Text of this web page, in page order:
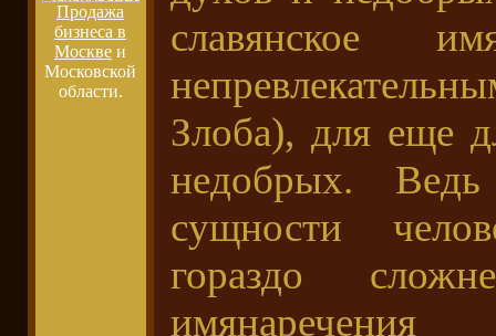
Продажа
бизнеса в
Москве и
Московской
области.
славянское
Злоба), для еще
недобрых.
сущности
гораздо